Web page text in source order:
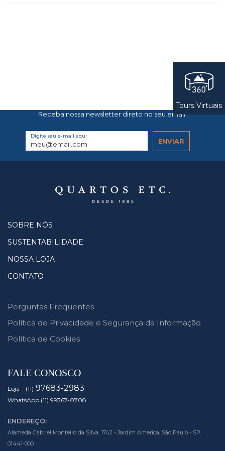
Receba nossa newsletter direto no seu email.
Digite seu e-mail aqui
SOBRE NÓS
SUSTENTABILIDADE
NOSSA LOJA
CONTATO
Perguntas Frequentes
Política de Privacidade e Segurança da Informação
Política de Cookies
FALE CONOSCO
Loja (11) 97683-2983
WhatsApp (11) 99367-0708
ENDEREÇO:
Alameda Gabriel Monteiro da Silva, 1742 - Jardim America, São Paulo - SP,
01441-000
Tours Virtuais